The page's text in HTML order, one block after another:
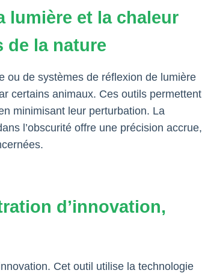
lumière et la chaleur
de la nature
ou de systèmes de réflexion de lumière
certains animaux. Ces outils permettent
minimisant leur perturbation. La
l’obscurité offre une précision accrue,
d’innovation,
Cet outil utilise la technologie